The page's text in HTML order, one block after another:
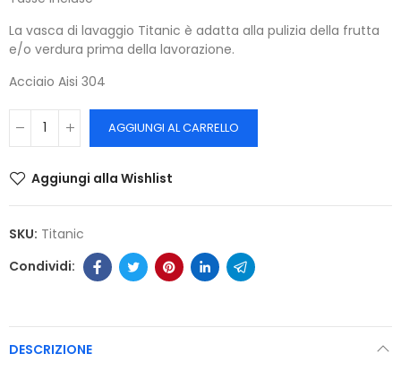
La vasca di lavaggio Titanic è adatta alla pulizia della frutta
e/o verdura prima della lavorazione.
Acciaio Aisi 304
AGGIUNGI AL CARRELLO
Aggiungi alla Wishlist
SKU: Titanic
DESCRIZIONE